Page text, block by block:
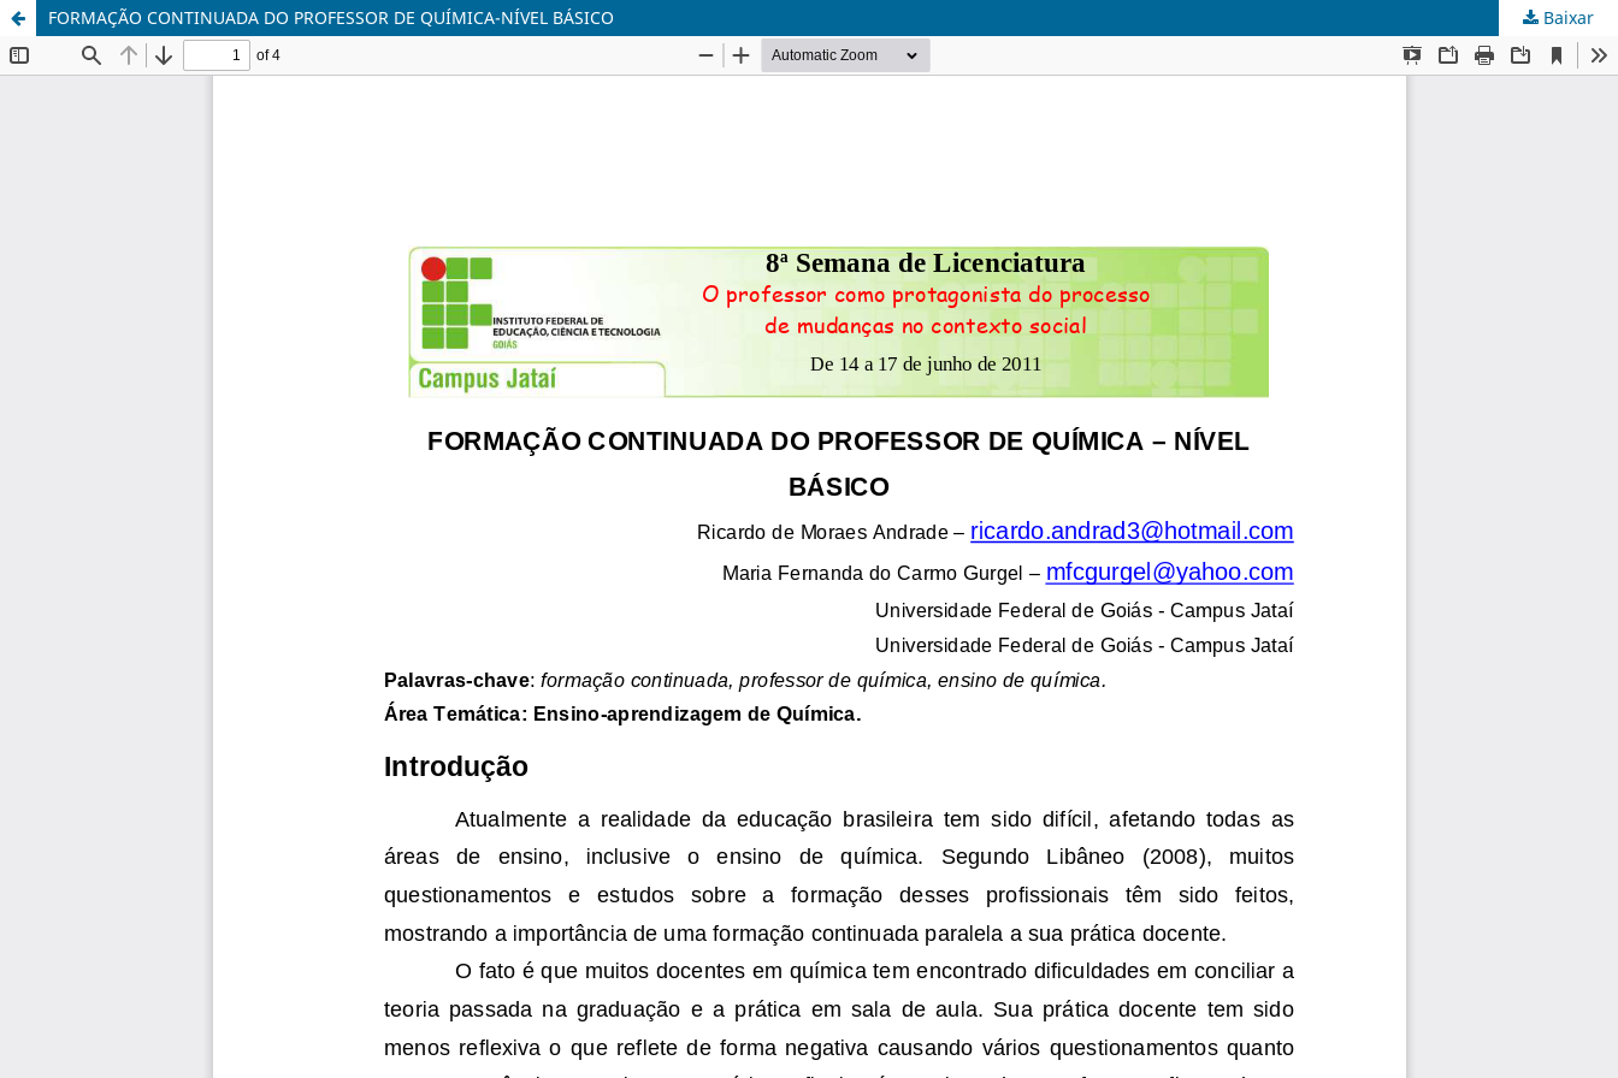
FORMAÇÃO CONTINUADA DO PROFESSOR DE QUÍMICA-NÍVEL BÁSICO Baixar